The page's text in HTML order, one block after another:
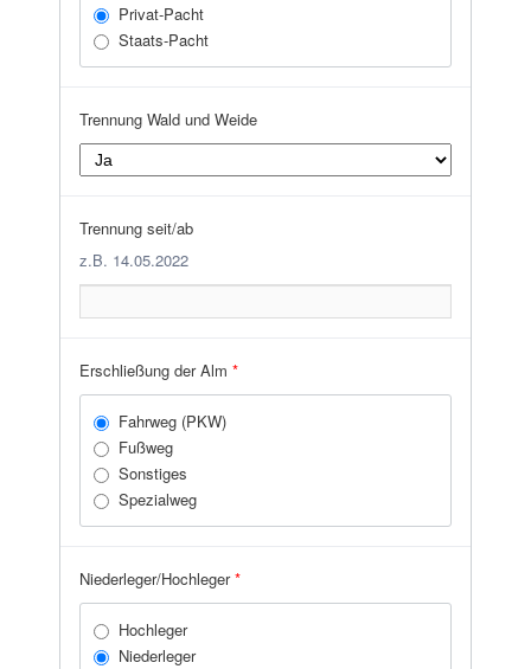
Privat-Pacht
Staats-Pacht
Trennung Wald und Weide
Trennung seit/ab
z.B. 14.05.2022
Erschließung der Alm*
Fahrweg (PKW)
Fußweg
Sonstiges
Spezialweg
Niederleger/Hochleger*
Hochleger
Niederleger